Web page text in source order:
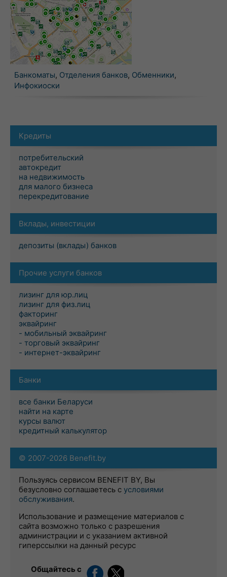
Банкоматы, Отделения банков, Обменники,
Инфокиоски
Кредиты
потребительский
автокредит
на недвижимость
для малого бизнеса
перекредитование
Вклады, инвестиции
депозиты (вклады) банков
Прочие услуги банков
лизинг для юр.лиц
лизинг для физ.лиц
факторинг
эквайринг
- мобильный эквайринг
- торговый эквайринг
- интернет-эквайринг
Банки
все банки Беларуси
найти на карте
курсы валют
кредитный калькулятор
© 2007-2026 Benefit.by
Пользуясь сервисом BENEFIT BY, Вы
безусловно соглашаетесь с условиями
обслуживания.
Использование и размещение материалов с
сайта возможно только с разрешения
администрации и с указанием активной
гиперссылки на данный ресурс
Общайтесь с